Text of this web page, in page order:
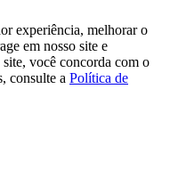
experiência, melhorar o
em nosso site e
você concorda com o
consulte a Política de